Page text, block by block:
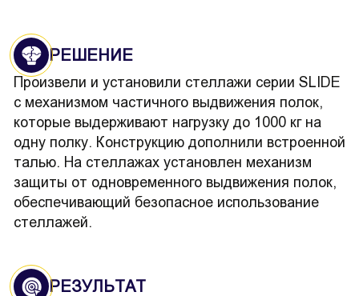
РЕШЕНИЕ
Произвели и установили стеллажи серии SLIDE
с механизмом частичного выдвижения полок,
которые выдерживают нагрузку до 1000 кг на
одну полку. Конструкцию дополнили встроенной
талью. На стеллажах установлен механизм
защиты от одновременного выдвижения полок,
обеспечивающий безопасное использование
стеллажей.
РЕЗУЛЬТАТ